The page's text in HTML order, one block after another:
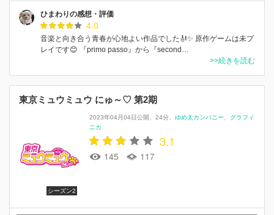
ひまわりの感想・評価
4.0
音楽と向き合う青春が心地よい作品でした🎻✨ 原作ゲームは未プ
レイです😊 『primo passo』から『second…
>>続きを読む
東京ミュウミュウ にゅ～♡ 第2期
シーズン2
2023年04月04日公開 24分 ゆめ太カンパニー
グラフィ
ニカ
3.1
145 117